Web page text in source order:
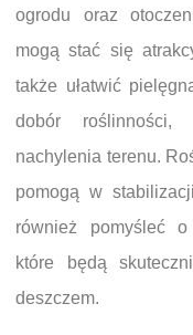
ogrodu oraz
mogą stać się
także ułatwić
dobór
nachylenia terenu.
pomogą w
również pomyśleć
które będą
deszczem.